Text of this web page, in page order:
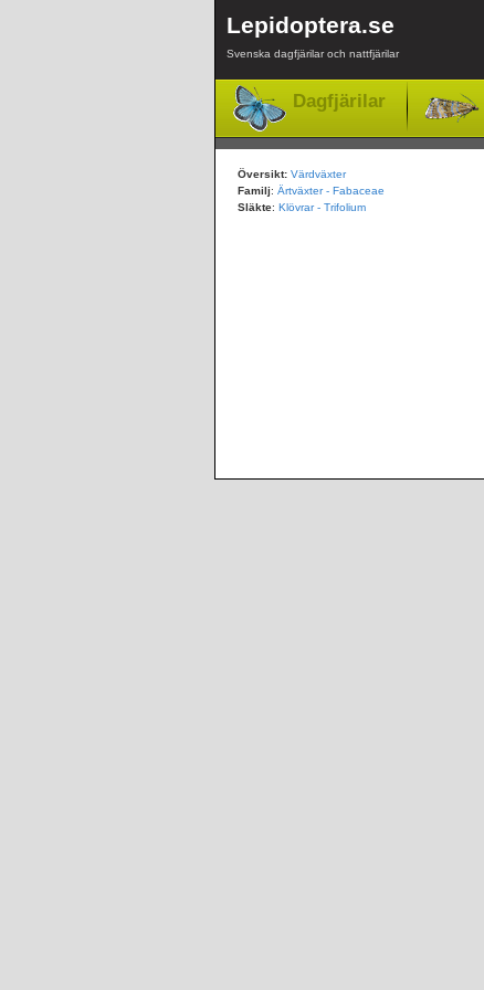
Lepidoptera.se
Svenska dagfjärilar och nattfjärilar
Dagfjärilar
Översikt: Värdväxter
Familj: Ärtväxter - Fabaceae
Släkte: Klövrar - Trifolium